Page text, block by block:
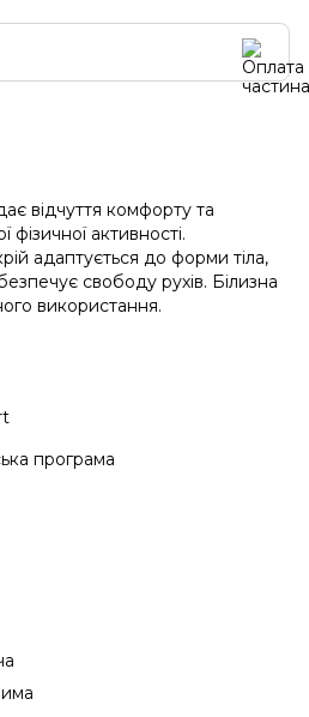
відчуття комфорту та
фізичної активності.
адаптується до форми тіла,
свободу рухів. Білизна
використання.
програма